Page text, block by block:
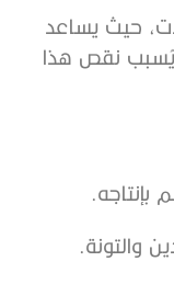
حيث يساعد
يُسبب نقص هذا
والتونة.